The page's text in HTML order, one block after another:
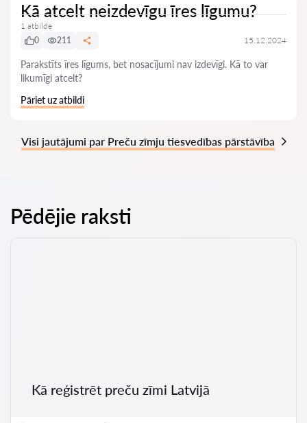
Kā atcelt neizdevīgu īres līgumu?
1 atbilde
0
211 15.12.2024
Parakstīts īres līgums, bet nosacījumi nav izdevīgi. Kā to var
likumīgi atcelt?
Pāriet uz atbildi
Visi jautājumi par Preču zīmju tiesvedības pārstāvība
Pēdējie raksti
Kā reģistrēt preču zīmi Latvijā